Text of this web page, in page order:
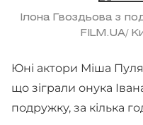
Ілона Гвоздьова з
FILM.UA/
Юні актори Міша
що зіграли онука
подружку, за кілька